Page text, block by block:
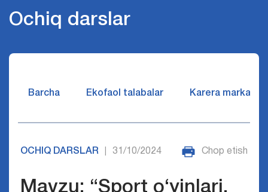
Ochiq darslar
Barcha Ekofaol talabalar Karera markazi
OCHIQ DARSLAR 31/10/2024 Chop etish
Mavzu: “Sport o‘yinlari.